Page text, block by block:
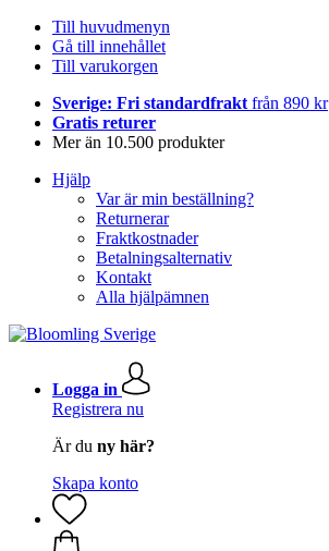
Till huvudmenyn
Gå till innehållet
Till varukorgen
Sverige: Fri standardfrakt från 890 kr
Gratis returer
Mer än 10.500 produkter
Hjälp
Var är min beställning?
Returnerar
Fraktkostnader
Betalningsalternativ
Kontakt
Alla hjälpämnen
Logga in
Registrera nu
Är du ny här?
Skapa konto